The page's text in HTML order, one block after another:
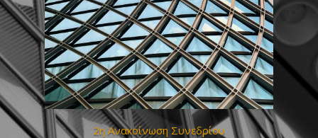
2η Ανακοίνωση Συνεδρίου